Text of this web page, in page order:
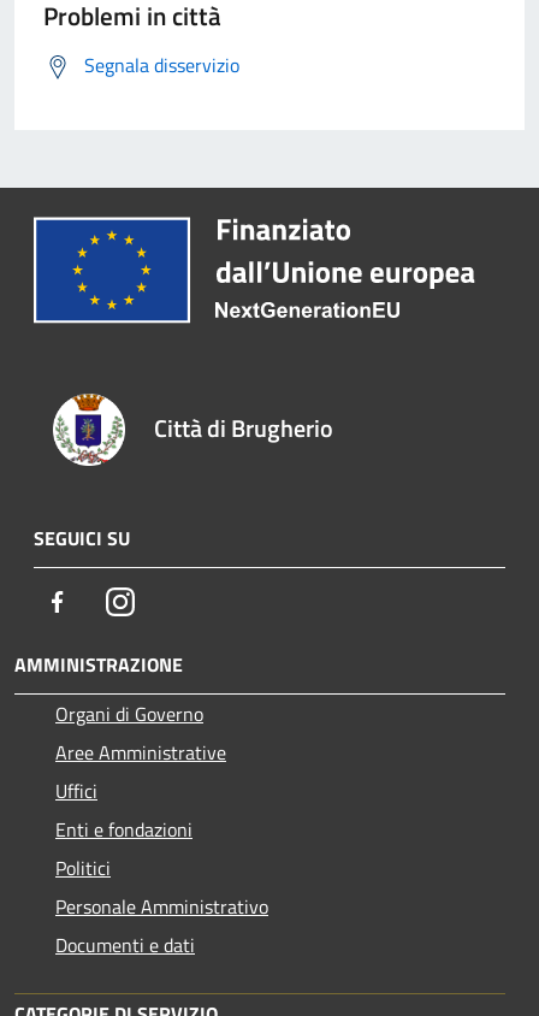
Problemi in città
Segnala disservizio
Città di Brugherio
SEGUICI SU
FacebookInstagram
AMMINISTRAZIONE
Organi di Governo
Aree Amministrative
Uffici
Enti e fondazioni
Politici
Personale Amministrativo
Documenti e dati